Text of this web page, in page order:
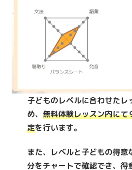
子どものレベルに合わせたレ
め、 無料体験レッスン内にて
定を行います。
また、レベルと子どもの得意
分をチャートで確認でき、得